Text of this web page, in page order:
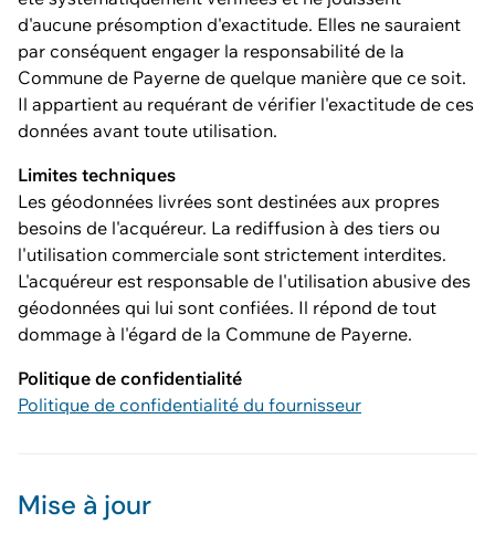
d'aucune présomption d'exactitude. Elles ne sauraient
par conséquent engager la responsabilité de la
Commune de Payerne de quelque manière que ce soit.
Il appartient au requérant de vérifier l'exactitude de ces
données avant toute utilisation.
Limites techniques
Les géodonnées livrées sont destinées aux propres
besoins de l'acquéreur. La rediffusion à des tiers ou
l'utilisation commerciale sont strictement interdites.
L'acquéreur est responsable de l'utilisation abusive des
géodonnées qui lui sont confiées. Il répond de tout
dommage à l'égard de la Commune de Payerne.
Politique de confidentialité
Politique de confidentialité du fournisseur
Mise à jour